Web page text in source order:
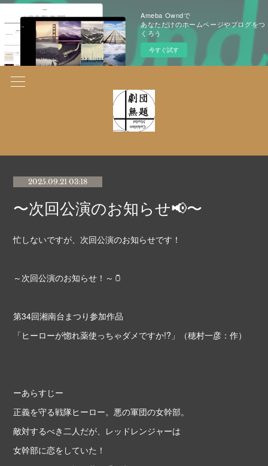
Ameba Owndで
あなただけのホームページやブログをつ
くろう
今すぐ試す
2025.09.21 03:18
〜次回公演のお知らせ📢〜
忙しないですが、次回公演のお知らせです！
～次回公演のお知らせ！～🫙
第34回湘南台まつり参加作品
「ヒーローが惚れ薬使っちゃダメですか!?」（穂村一彦：作）
ーあらすじー
正義を守る戦隊ヒーロー。悪の軍団の女幹部。
敵対するべき二人だが、レッドレンジャーは
女幹部に恋をしていた！